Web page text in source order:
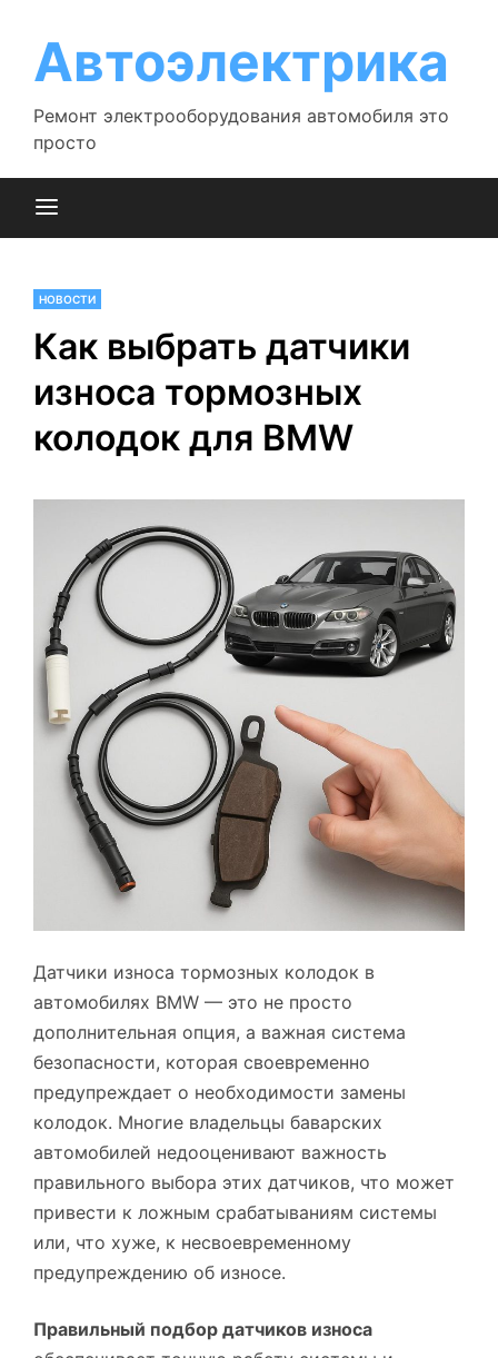
содержимому
Автоэлектрика
Ремонт электрооборудования автомобиля это
просто
НОВОСТИ
Как выбрать датчики
износа тормозных
колодок для BMW
Датчики износа тормозных колодок в
автомобилях BMW — это не просто
дополнительная опция, а важная система
безопасности, которая своевременно
предупреждает о необходимости замены
колодок. Многие владельцы баварских
автомобилей недооценивают важность
правильного выбора этих датчиков, что может
привести к ложным срабатываниям системы
или, что хуже, к несвоевременному
предупреждению об износе.
Правильный подбор датчиков износа